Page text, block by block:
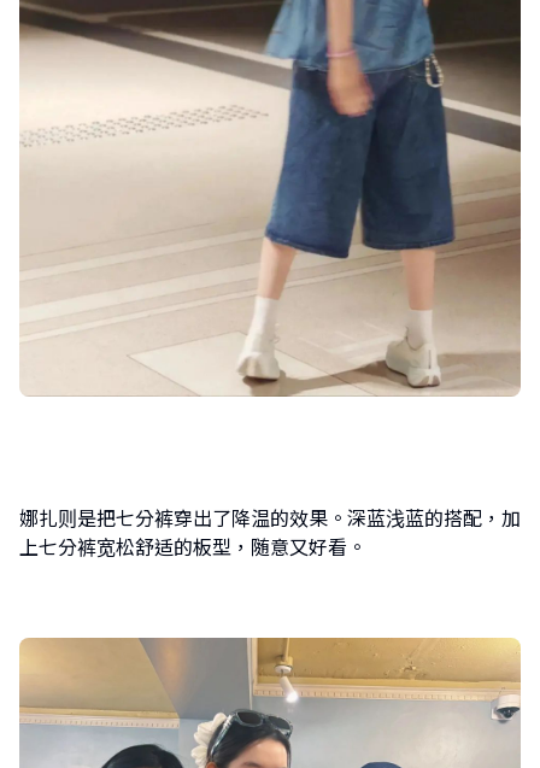
娜扎则是把七分裤穿出了降温的效果。深蓝浅蓝的搭配，加
上七分裤宽松舒适的板型，随意又好看。